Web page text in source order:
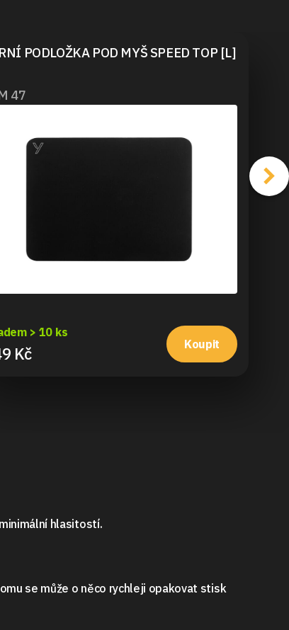
PODLOŽKA POD MYŠ SPEED TOP [L]
47
> 10 ks
Kč Koupit
hlasitostí.
se může o něco rychleji opakovat stisk